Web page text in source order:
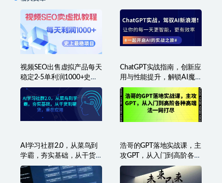
视频SEO出售虚拟产品每天
稳定2-5单利润1000+史上
最稳定私域变现项目
ChatGPT实战指南，创新应
用与性能提升，解锁AI魔
力，启程智能未来
AI学习社群2.0，从菜鸟到
学霸，夯实基础，从干货
到硬货，重在应用
浩哥的GPT落地实战课，主
攻GPT，从入门到高阶各种
高端法一网打尽